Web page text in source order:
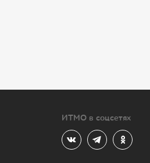
ИТМО в соцсетях